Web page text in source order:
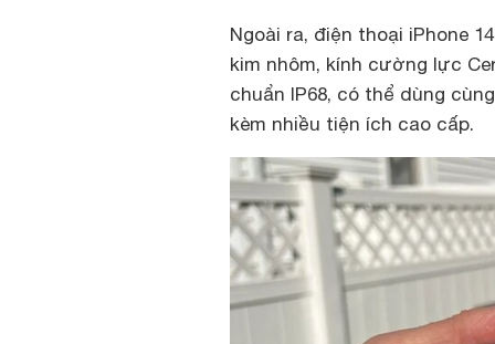
Ngoài ra, điện thoại iPhone
kim nhôm, kính cường lực
chuẩn IP68, có thể dùng
kèm nhiều tiện ích cao cấp.